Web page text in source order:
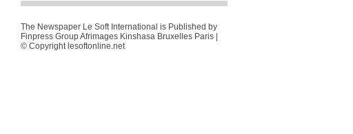
The Newspaper Le Soft International is Published by
Finpress Group Afrimages Kinshasa Bruxelles Paris |
© Copyright lesoftonline.net